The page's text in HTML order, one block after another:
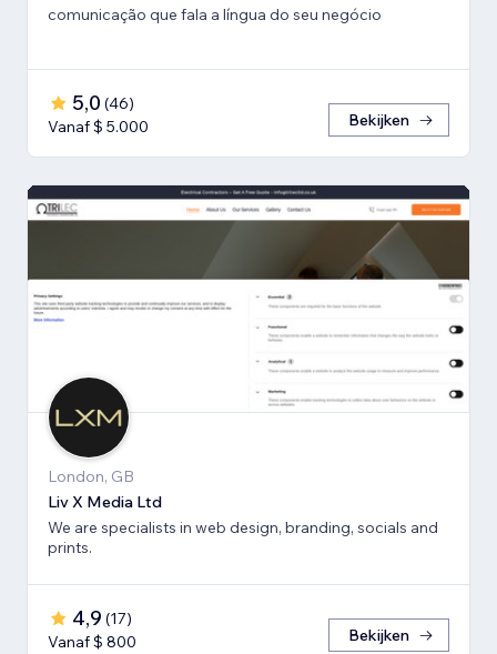
comunicação que fala a língua do seu negócio
5,0 (46)
Vanaf $ 5.000
Bekijken
London, GB
Liv X Media Ltd
We are specialists in web design, branding, socials and
prints.
4,9 (17)
Vanaf $ 800
Bekijken